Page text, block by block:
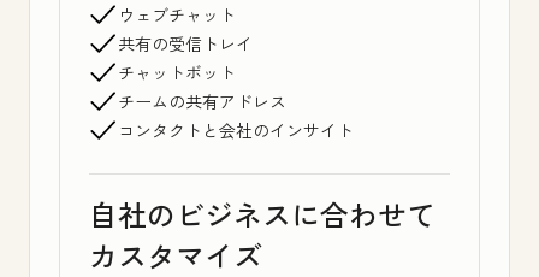
ウェブチャット
共有の受信トレイ
チャットボット
チームの共有アドレス
コンタクトと会社のインサイト
自社のビジネスに合わせて
カスタマイズ